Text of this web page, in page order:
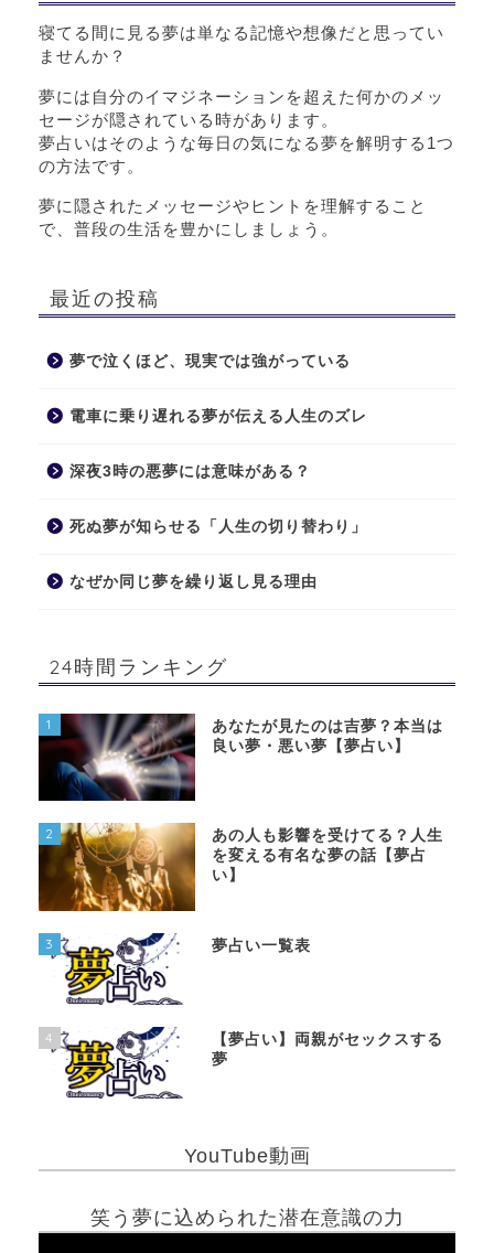
寝てる間に見る夢は単なる記憶や想像だと思ってい
ませんか？
夢には自分のイマジネーションを超えた何かのメッ
セージが隠されている時があります。
夢占いはそのような毎日の気になる夢を解明する1つ
の方法です。
夢に隠されたメッセージやヒントを理解すること
で、普段の生活を豊かにしましょう。
最近の投稿
夢で泣くほど、現実では強がっている
電車に乗り遅れる夢が伝える人生のズレ
深夜3時の悪夢には意味がある？
死ぬ夢が知らせる「人生の切り替わり」
なぜか同じ夢を繰り返し見る理由
24時間ランキング
1
あなたが見たのは吉夢？本当は
良い夢・悪い夢【夢占い】
2
あの人も影響を受けてる？人生
を変える有名な夢の話【夢占
い】
3 夢占い一覧表
4
【夢占い】両親がセックスする
夢
YouTube動画
笑う夢に込められた潜在意識の力